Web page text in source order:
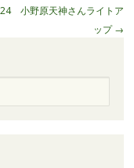
小野原天神さんライトア
ップ→